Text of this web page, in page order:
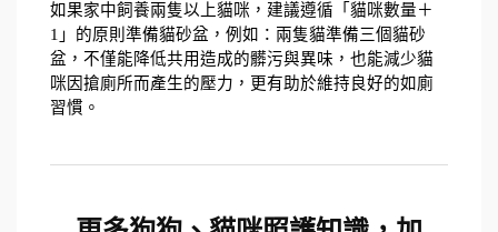
如果家中飼養兩隻以上貓咪，建議遵循「貓咪數量＋
1」的原則準備貓砂盆，例如：兩隻貓準備三個貓砂
盆，不僅能降低共用造成的髒污與異味，也能減少貓
咪因搶廁所而產生的壓力，更有助於維持良好的如廁
習慣。